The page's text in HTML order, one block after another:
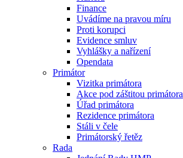
Finance
Uvádíme na pravou míru
Proti korupci
Evidence smluv
Vyhlášky a nařízení
Opendata
Primátor
Vizitka primátora
Akce pod záštitou primátora
Úřad primátora
Rezidence primátora
Stáli v čele
Primátorský řetěz
Rada